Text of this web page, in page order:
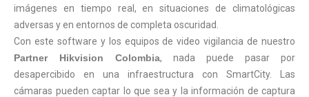
imágenes en tiempo real, en situaciones de climatológicas
adversas y en entornos de completa oscuridad.
Con este software y los equipos de video vigilancia de nuestro
Partner Hikvision Colombia, nada puede pasar por
desapercibido en una infraestructura con SmartCity. Las
cámaras pueden captar lo que sea y la información de captura